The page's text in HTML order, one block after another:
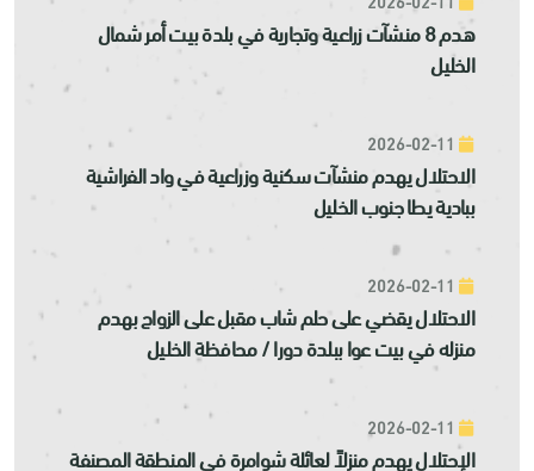
هدم 8 منشآت زراعية وتجارية في بلدة بيت أمر شمال
الخليل
الاحتلال يهدم منشآت سكنية وزراعية في واد الفراشية
ببادية يطا جنوب الخليل
الاحتلال يقضي على حلم شاب مقبل على الزواج بهدم
منزله في بيت عوا ببلدة دورا / محافظة الخليل
الإحتلال يهدم منزلاً لعائلة شوامرة في المنطقة المصنفة